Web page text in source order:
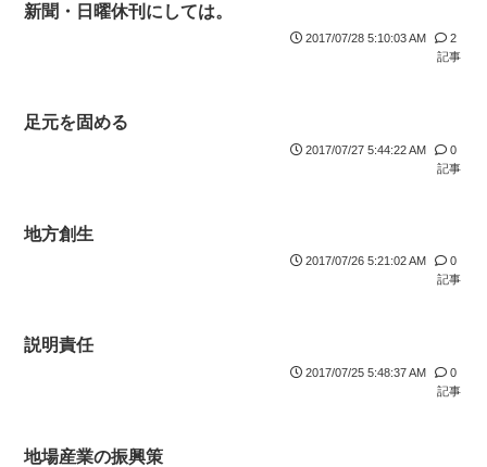
新聞・日曜休刊にしては。
2017/07/28 5:10:03 AM
2
記事
足元を固める
2017/07/27 5:44:22 AM
0
記事
地方創生
2017/07/26 5:21:02 AM
0
記事
説明責任
2017/07/25 5:48:37 AM
0
記事
地場産業の振興策